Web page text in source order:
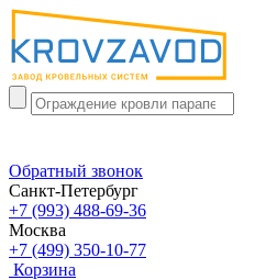
Обратный звонок
Санкт-Петербург
+7 (993) 488-69-36
Москва
+7 (499) 350-10-77
Корзина